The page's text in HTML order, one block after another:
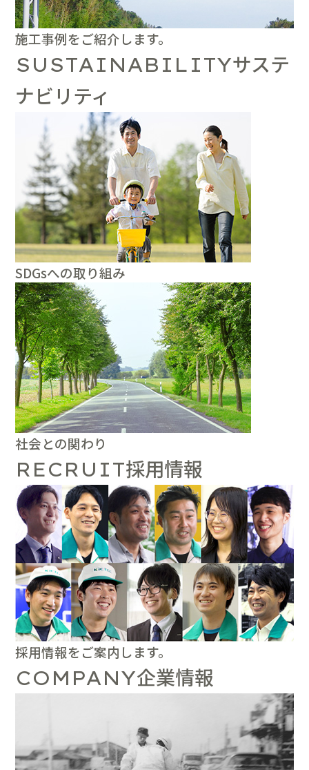
施工事例をご紹介します。
SUSTAINABILITYサステ
ナビリティ
SDGsへの取り組み
社会との関わり
RECRUIT採用情報
採用情報をご案内します。
COMPANY企業情報